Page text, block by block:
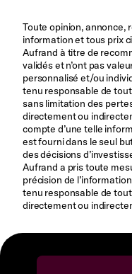
Toute opinion, annonce,
information et tous prix
Aufrand à titre de
validés et n’ont pas
personnalisé et/ou
tenu responsable de
sans limitation des
directement ou
compte d’une telle
est fourni dans le seul
des décisions
Aufrand a pris toute
précision de
tenu responsable de
directement ou